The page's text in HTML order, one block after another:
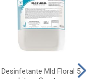
Desinfetante Mld Floral 5